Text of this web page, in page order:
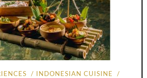
INDONESIAN CUISINE